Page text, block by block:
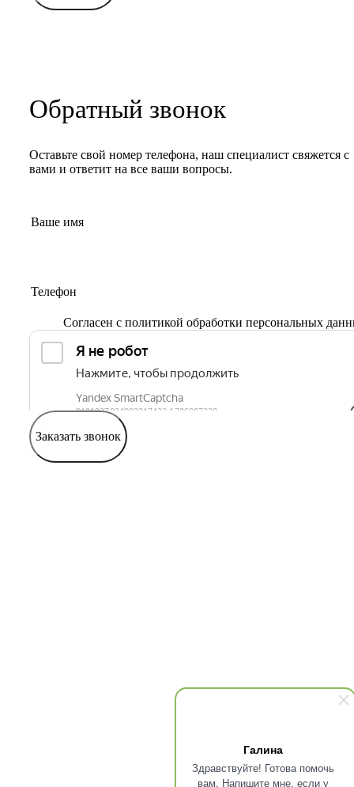
Галина
Здравствуйте! Готова помочь
вам. Напишите мне, если у
Обратный звонок
Оставьте свой номер телефона, наш специалист свяжется с
вами и ответит на все ваши вопросы.
Согласен с политикой обработки персональных
Заказать звонок